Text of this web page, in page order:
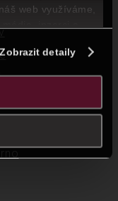
web využíváme,
které jste získali v
Zobrazit detaily